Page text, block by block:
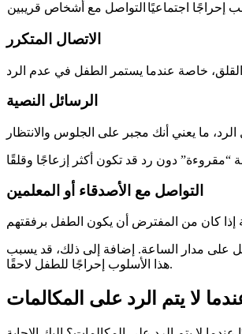
التواصل مع أشخاص قريبين إحراجًا اجتماعيًا
الاتصال المتكرر
الرسائل النصية
التواصل مع الأصدقاء أو المعلمين
على مدار الساعة. إضافة إلى ذلك، قد يسبب
هذا الأسلوب إحراجًا للطفل لاحقًا.
لا يتم الرد على المكالمات